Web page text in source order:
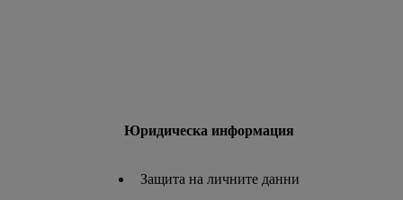
Юридическа информация
Защита на личните данни